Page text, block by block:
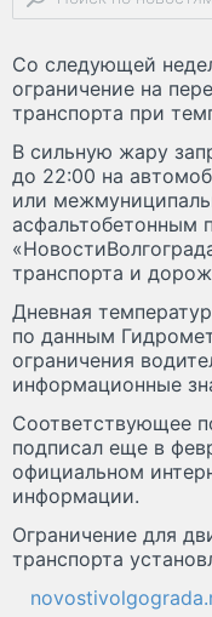
Со следующей
ограничение на
транспорта при
В сильную жару
до 22:00 на
или
асфальтобетонным
транспорта и
Дневная
по данным
ограничения
информационные
Соответствующее
подписал еще в
официальном
информации.
Ограничение для
транспорта